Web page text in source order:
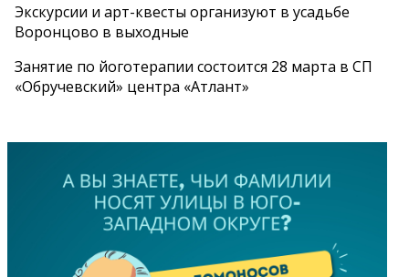
Экскурсии и арт-квесты организуют в усадьбе
Воронцово в выходные
Занятие по йоготерапии состоится 28 марта в СП
«Обручевский» центра «Атлант»